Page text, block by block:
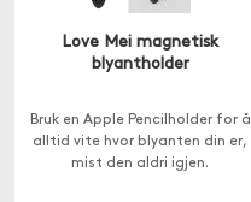
Love Mei magnetisk
blyantholder
Bruk en Apple Pencilholder for å
alltid vite hvor blyanten din er,
mist den aldri igjen.